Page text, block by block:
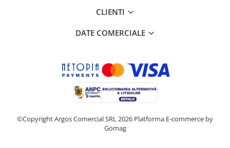
CLIENTI
DATE COMERCIALE
©Copyright Argos Comercial SRL 2026 Platforma E-commerce by
Gomag